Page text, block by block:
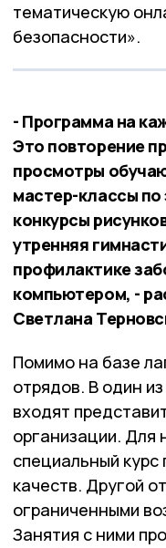
тематическую
безопасности».
- Программа на
Это повторение
просмотры
мастер-классы
конкурсы
утренняя
профилактике
компьютером, -
Светлана
Помимо на базе
отрядов. В один
входят
организации. Для
специальный
качеств. Другой
ограниченными
Занятия с ними